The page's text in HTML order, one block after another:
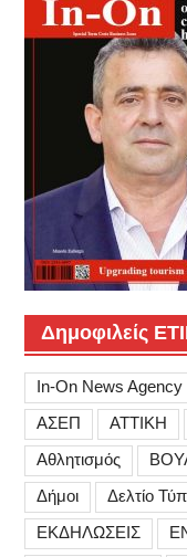
Δημοφιλείς
In-On News Agency
ΑΣΕΠ
ΑΤΤΙΚΗ
Αθλητισμός
Δήμοι
Δελτίο
ΕΚΔΗΛΩΣΕΙΣ